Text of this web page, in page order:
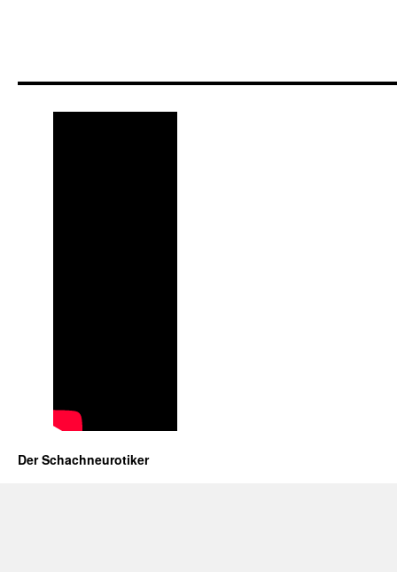
Der Schachneurotiker